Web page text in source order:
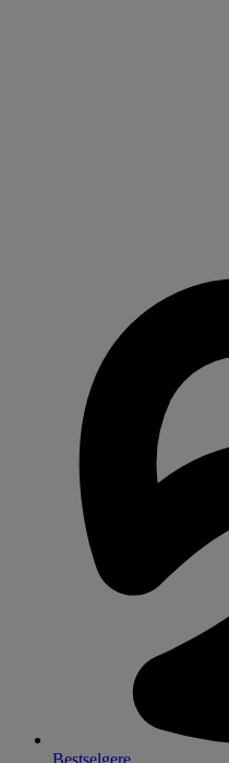
Bestselgere